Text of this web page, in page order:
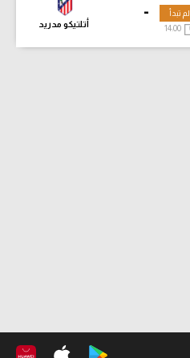
-
أتلتيكو مدريد
لم تبدأ
14:00